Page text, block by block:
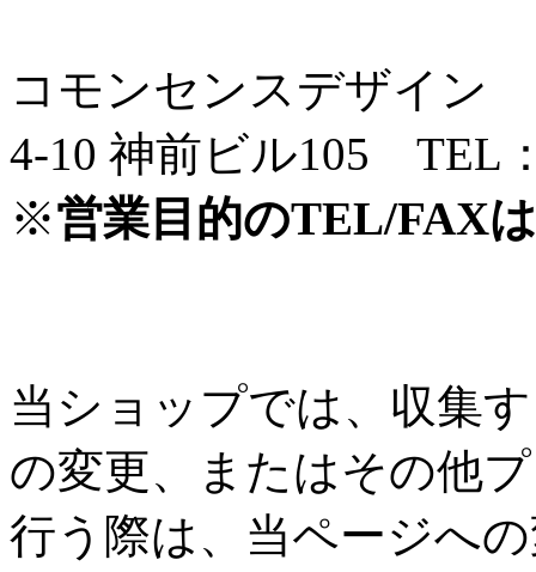
コモンセンスデザイン
4-10 神前ビル105 TEL
※営業目的のTEL/FAX
当ショップでは、収集
の変更、またはその他
行う際は、当ページへ